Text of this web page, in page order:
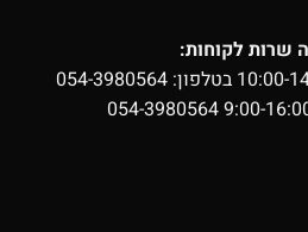
שרות לקוחות:
054-3980564
054-3980564